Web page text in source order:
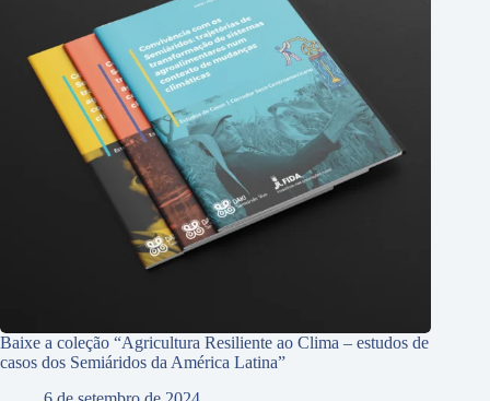
Baixe a coleção “Agricultura Resiliente ao Clima – estudos de
casos dos Semiáridos da América Latina”